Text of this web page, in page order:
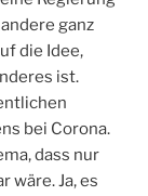
ganz
die Idee,
ist.
bei Corona.
dass nur
wäre. Ja, es